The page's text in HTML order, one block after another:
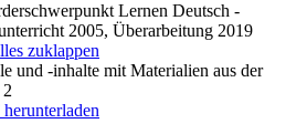
Lernen Deutsch -
2005, Überarbeitung 2019
zuklappen
und -inhalte mit Materialien aus der